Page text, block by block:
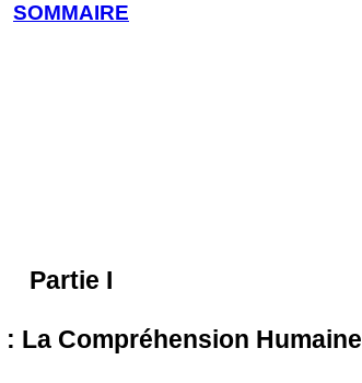
SOMMAIRE
Partie I
La Compréhension Humaine